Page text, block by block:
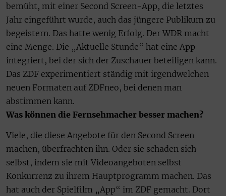
bemüht, mit einer Second Screen-App, die letztes
Jahr eingeführt wurde, auch das jüngere Publikum zu
begeistern. Das hatte wenig Erfolg. Der WDR macht
eine Menge. Die „Aktuelle Stunde“ hat eine App
integriert, bei der sich der Zuschauer beteiligen kann.
Das ZDF experimentiert ständig mit irgendwelchen
neuen Formaten auf ZDFneo, bei denen man
abstimmen kann.
Was können die Fernsehmacher besser machen?
Viele, die diese Angebote für den Second Screen
machen, überfrachten ihn. Oder sie schaden sich
selbst, indem sie mit Videoangeboten selbst
Konkurrenz zu ihrem Hauptprogramm machen. Das
hat auch der Spielfilm „App“ im ZDF gemacht. Dort